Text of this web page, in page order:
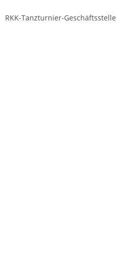
RKK-Tanzturnier-Geschäftsstelle